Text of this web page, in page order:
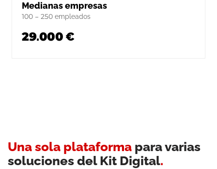
Medianas empresas
100 – 250 empleados
29.000 €
Una sola plataforma para varias
soluciones del Kit Digital.